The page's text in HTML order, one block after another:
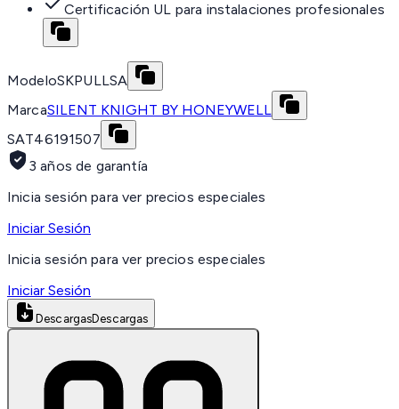
Certificación UL para instalaciones profesionales
ModeloSKPULLSA
MarcaSILENT KNIGHT BY HONEYWELL
SAT46191507
3 años de garantía
Inicia sesión para ver precios especiales
Iniciar Sesión
Inicia sesión para ver precios especiales
Iniciar Sesión
DescargasDescargas